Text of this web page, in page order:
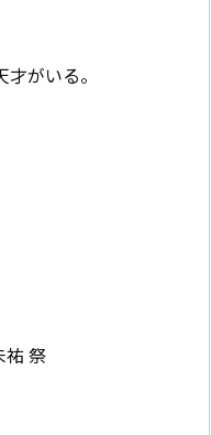
がいる。
祐 祭